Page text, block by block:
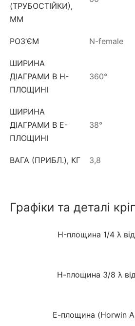
(ТРУБОСТІЙКИ),
ММ
РОЗ’ЄМ N-female
ШИРИНА
ДІАГРАМИ В Н-
ПЛОЩИНІ
360°
ШИРИНА
ДІАГРАМИ В Е-
ПЛОЩИНІ
38°
ВАГА (ПРИБЛ.), КГ 3,8
Графіки та деталі
H-площина 1/4 λ
Н-площина 3/8 λ
Е-площина (Horwin